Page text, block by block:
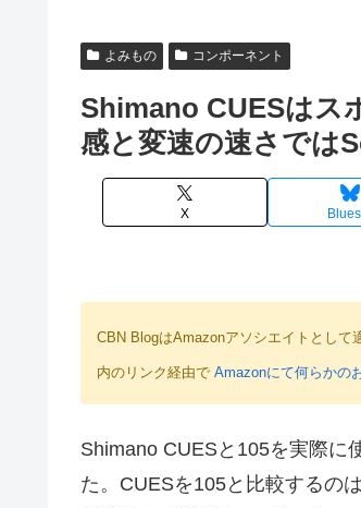
よみもの コンポーネント
Shimano CUESはス
感と変速の速さでは
X
CBN BlogはAmazonアソシエイトとして
内のリンク経由で Amazonにて何らかの
Shimano CUESと105を実際に
た。CUESを105と比較するの